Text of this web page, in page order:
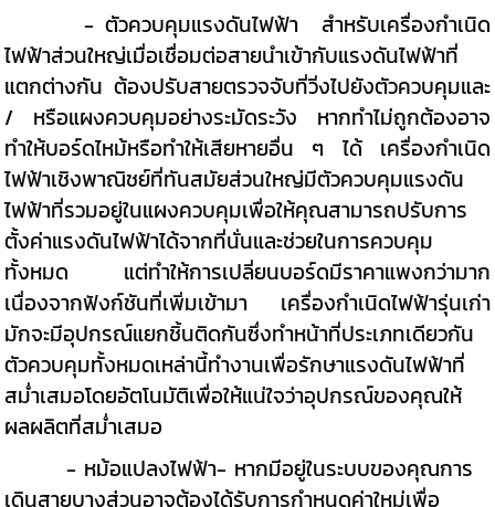
- ตัวควบคุมแรงดันไฟฟ้า สำหรับเครื่องกำเนิด
ไฟฟ้าส่วนใหญ่เมื่อเชื่อมต่อสายนำเข้ากับแรงดันไฟฟ้าที่
แตกต่างกัน ต้องปรับสายตรวจจับที่วิ่งไปยังตัวควบคุมและ
/ หรือแผงควบคุมอย่างระมัดระวัง หากทำไม่ถูกต้องอาจ
ทำให้บอร์ดไหม้หรือทำให้เสียหายอื่น ๆ ได้ เครื่องกำเนิด
ไฟฟ้าเชิงพาณิชย์ที่ทันสมัยส่วนใหญ่มีตัวควบคุมแรงดัน
ไฟฟ้าที่รวมอยู่ในแผงควบคุมเพื่อให้คุณสามารถปรับการ
ตั้งค่าแรงดันไฟฟ้าได้จากที่นั่นและช่วยในการควบคุม
ทั้งหมด แต่ทำให้การเปลี่ยนบอร์ดมีราคาแพงกว่ามาก
เนื่องจากฟังก์ชันที่เพิ่มเข้ามา เครื่องกำเนิดไฟฟ้ารุ่นเก่า
มักจะมีอุปกรณ์แยกชิ้นติดกันซึ่งทำหน้าที่ประเภทเดียวกัน
ตัวควบคุมทั้งหมดเหล่านี้ทำงานเพื่อรักษาแรงดันไฟฟ้าที่
สม่ำเสมอโดยอัตโนมัติเพื่อให้แน่ใจว่าอุปกรณ์ของคุณให้
ผลผลิตที่สม่ำเสมอ
- หม้อแปลงไฟฟ้า- หากมีอยู่ในระบบของคุณการ
เดินสายบางส่วนอาจต้องได้รับการกำหนดค่าใหม่เพื่อ